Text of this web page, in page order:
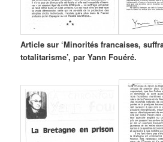
Article sur ‘Minorités francaises,
totalitarisme’, par Yann Fouéré.